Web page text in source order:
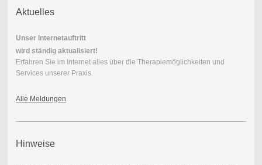
Aktuelles
Unser Internetauftritt
wird ständig aktualisiert!
Erfahren Sie im Internet alles über die Therapiemöglichkeiten und
Services unserer Praxis.
Alle Meldungen
Hinweise